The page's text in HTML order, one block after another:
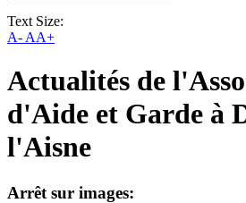
Text Size:
A- AA+
Actualités de
d'Aide et Garde à
l'Aisne
Arrêt sur images: